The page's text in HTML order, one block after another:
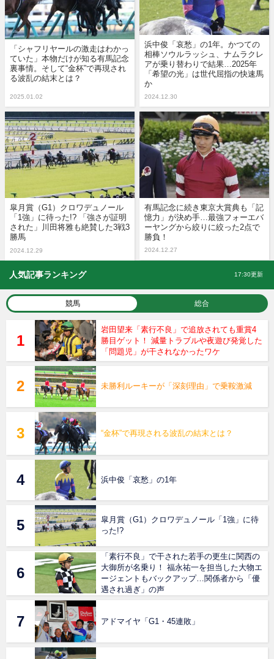
「シャフリヤールの激走はわかっ
ていた」本物だけが知る有馬記念
裏事情。そして“金杯”で再現され
る波乱の結末とは？
2025.01.02
浜中俊「哀愁」の1年。かつての
相棒ソウルラッシュ、ナムラクレ
アが乗り替わりで結果…2025年
「希望の光」は世代屈指の快速馬
か
2024.12.30
皐月賞（G1）クロワデュノール
「1強」に待った!? 「強さが証明
された」川田将雅も絶賛した3戦3
勝馬
2024.12.29
有馬記念に続き東京大賞典も「記
憶力」が決め手…最強フォーエバ
ーヤングから絞りに絞った2点で
勝負！
2024.12.27
人気記事ランキング 17:30更新
競馬 総合
岩田望来「素行不良」で追放されても重賞4
勝目ゲット！ 減量トラブルや夜遊び発覚した
「問題児」が干されなかったワケ
未勝利ルーキーが「深刻理由」で乗鞍激減
“金杯”で再現される波乱の結末とは？
浜中俊「哀愁」の1年
皐月賞（G1）クロワデュノール「1強」に待
った!?
「素行不良」で干された若手の更生に関西の
大御所が名乗り！ 福永祐一を担当した大物エ
ージェントもバックアップ…関係者から「優
遇され過ぎ」の声
アドマイヤ「G1・45連敗」